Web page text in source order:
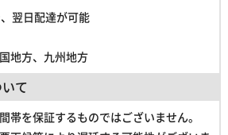
翌日配達が可能
地方、九州地方
て
帯を保証するものではございません。